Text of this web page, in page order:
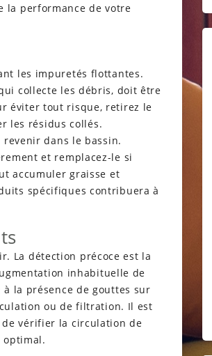
la performance de votre
les impuretés flottantes.
collecte les débris, doit être
éviter tout risque, retirez le
les résidus collés.
dans le bassin.
et remplacez-le si
accumuler graisse et
spécifiques contribuera à
La détection précoce est la
inhabituelle de
la présence de gouttes sur
ou de filtration. Il est
de vérifier la circulation de
optimal.